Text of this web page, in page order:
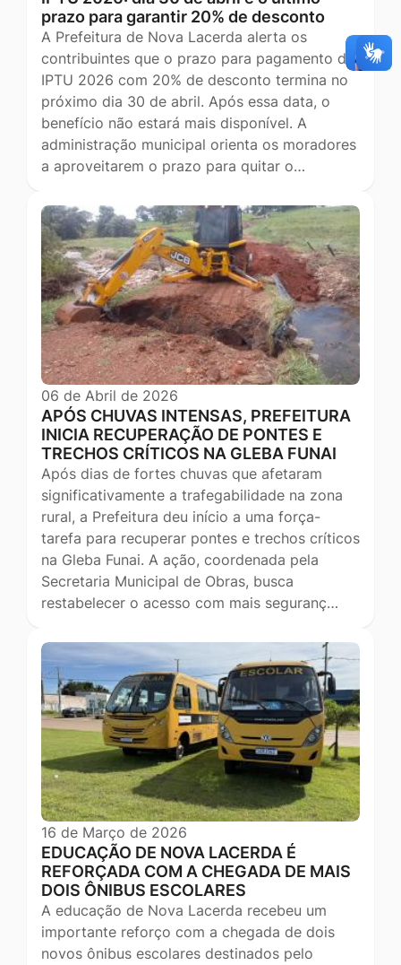
prazo para garantir 20% de desconto
A Prefeitura de Nova Lacerda alerta os
contribuintes que o prazo para pagamento do
IPTU 2026 com 20% de desconto termina no
próximo dia 30 de abril. Após essa data, o
benefício não estará mais disponível. A
administração municipal orienta os moradores
a aproveitarem o prazo para quitar o…
06 de Abril de 2026
APÓS CHUVAS INTENSAS, PREFEITURA
INICIA RECUPERAÇÃO DE PONTES E
TRECHOS CRÍTICOS NA GLEBA FUNAI
Após dias de fortes chuvas que afetaram
significativamente a trafegabilidade na zona
rural, a Prefeitura deu início a uma força-
tarefa para recuperar pontes e trechos críticos
na Gleba Funai. A ação, coordenada pela
Secretaria Municipal de Obras, busca
restabelecer o acesso com mais seguranç…
16 de Março de 2026
EDUCAÇÃO DE NOVA LACERDA É
REFORÇADA COM A CHEGADA DE MAIS
DOIS ÔNIBUS ESCOLARES
A educação de Nova Lacerda recebeu um
importante reforço com a chegada de dois
novos ônibus escolares destinados pelo